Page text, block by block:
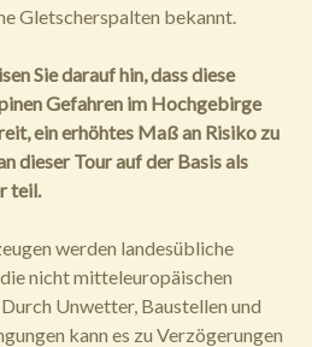
Gletscherspalten bekannt.
Sie darauf hin, dass diese
Gefahren im Hochgebirge
ein erhöhtes Maß an Risiko zu
dieser Tour auf der Basis als
teil.
werden landesübliche
nicht mitteleuropäischen
Unwetter, Baustellen und
kann es zu Verzögerungen